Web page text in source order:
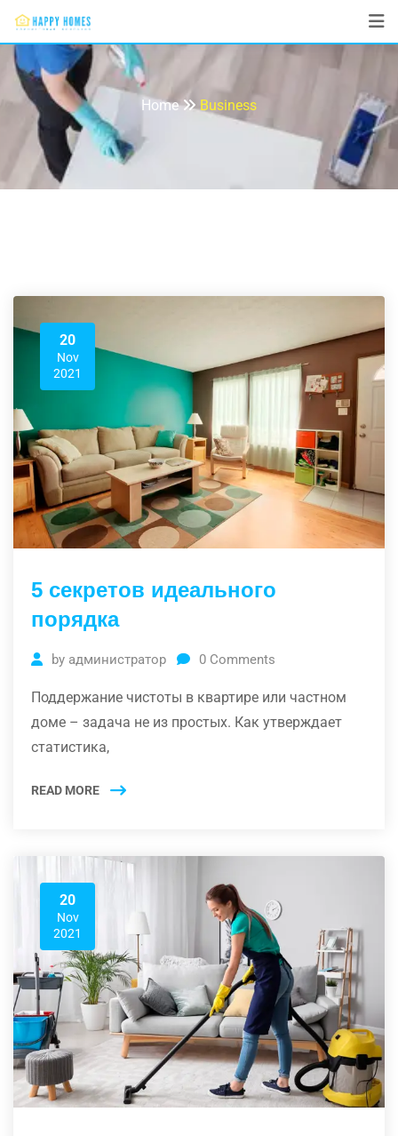
Business
Home Business
20
Nov
2021
5 секретов идеального
порядка
by администратор 0 Comments
Поддержание чистоты в квартире или частном
доме – задача не из простых. Как утверждает
статистика,
READ MORE
20
Nov
2021